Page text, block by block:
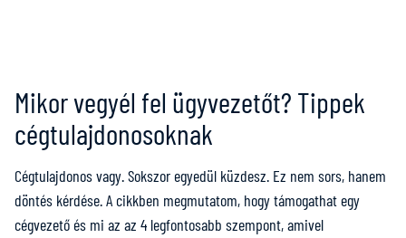
Mikor vegyél fel ügyvezetőt? Tippek
cégtulajdonosoknak
Cégtulajdonos vagy. Sokszor egyedül küzdesz. Ez nem sors, hanem
döntés kérdése. A cikkben megmutatom, hogy támogathat egy
cégvezető és mi az az 4 legfontosabb szempont, amivel